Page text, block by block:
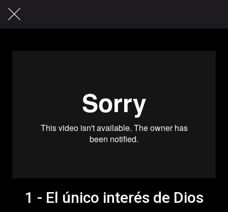
1 - El único interés de Dios